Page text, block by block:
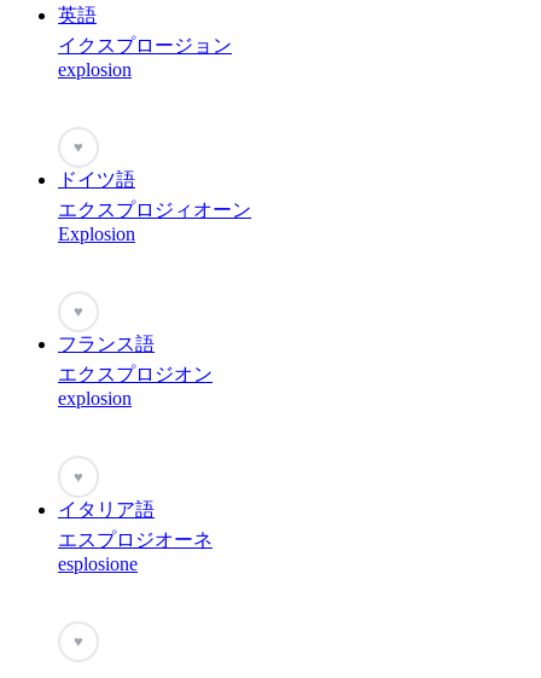
英語
イクスプロージョン
explosion
♥
ドイツ語
エクスプロジィオーン
Explosion
♥
フランス語
エクスプロジオン
explosion
♥
イタリア語
エスプロジオーネ
esplosione
♥